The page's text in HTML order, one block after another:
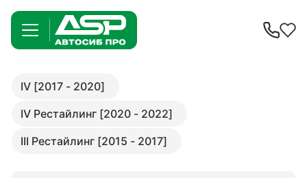
IV [2017 - 2020]
IV Рестайлинг [2020 - 2022]
III Рестайлинг [2015 - 2017]